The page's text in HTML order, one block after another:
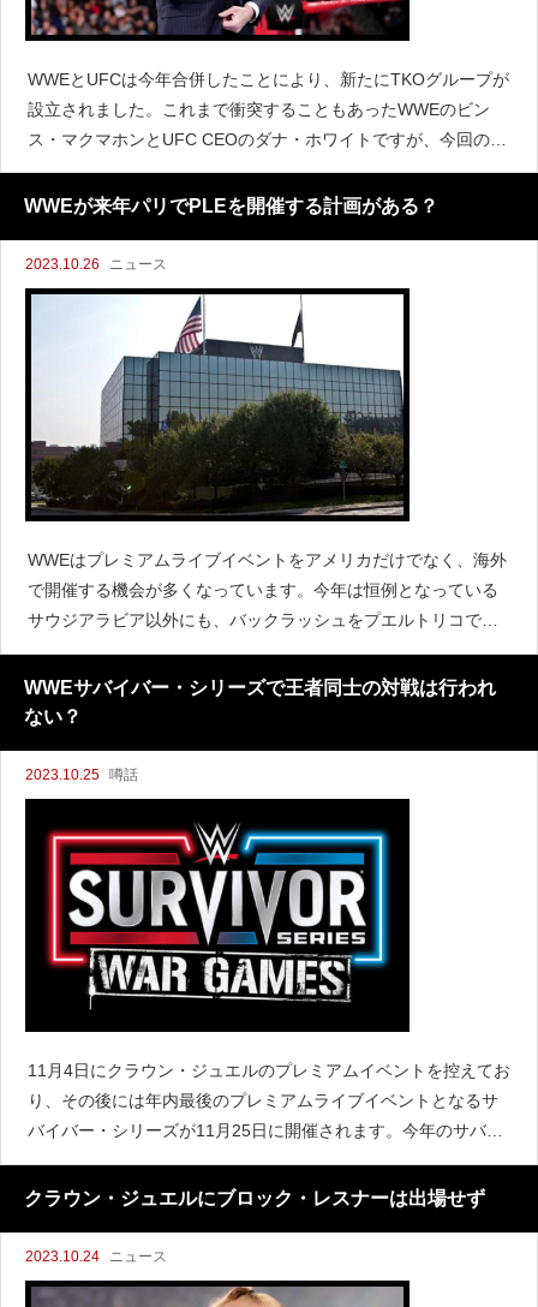
WWEとUFCは今年合併したことにより、新たにTKOグループが
設立されました。これまで衝突することもあったWWEのビン
ス・マクマホンとUFC CEOのダナ・ホワイトですが、今回の契
約によって一緒に仕事をすることになりました。ホワイトは『S
ports Illustrated』のインタビ
WWEが来年パリでPLEを開催する計画がある？
2023.10.26 ニュース
WWEはプレミアムライブイベントをアメリカだけでなく、海外
で開催する機会が多くなっています。今年は恒例となっている
サウジアラビア以外にも、バックラッシュをプエルトリコで、
マネー・イン・ザ・バンクをイギリスのロンドンで開催しまし
た。来年には2月のエリミネーション・チェンバーをオーストラ
WWEサバイバー・シリーズで王者同士の対戦は行われ
ない？
2023.10.25 噂話
11月4日にクラウン・ジュエルのプレミアムイベントを控えてお
り、その後には年内最後のプレミアムライブイベントとなるサ
バイバー・シリーズが11月25日に開催されます。今年のサバイ
バー・シリーズもウォーゲームズが行われると噂されているも
のの、RAW対Smack Downのブランド対抗戦にはならな
クラウン・ジュエルにブロック・レスナーは出場せず
2023.10.24 ニュース